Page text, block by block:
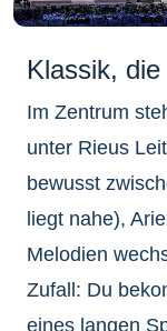
Klassik,
Im Zentrum
unter Rieus
bewusst
liegt nahe),
Melodien
Zufall: Du
eines langen